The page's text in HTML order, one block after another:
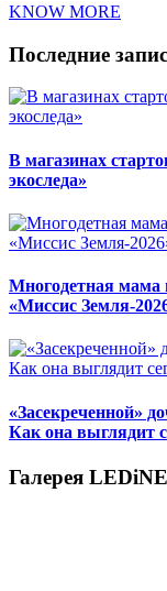
KNOW MORE
Последние
В магазинах
экоследа»
Многодетная мама
«Миссис Земля-
«Засекреченной»
Как она выглядит
Галерея